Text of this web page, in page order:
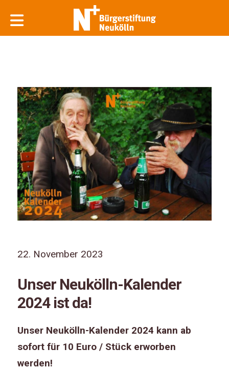
22. November 2023
Unser Neukölln-Kalender
2024 ist da!
Unser Neukölln-Kalender 2024 kann ab
sofort für 10 Euro / Stück erworben
werden!